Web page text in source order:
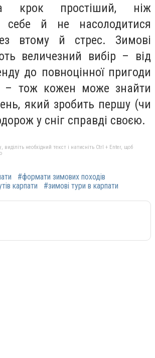
крок простіший, ніж
себе й не насолодитися
втому й стрес. Зимові
величезний вибір – від
до повноцінної пригоди
– тож кожен може знайти
який зробить першу (чи
у сніг справді своєю.
необхідний текст і натисніть Ctrl + Enter, щоб
#формати зимових походів
карпати
#зимові тури в карпати